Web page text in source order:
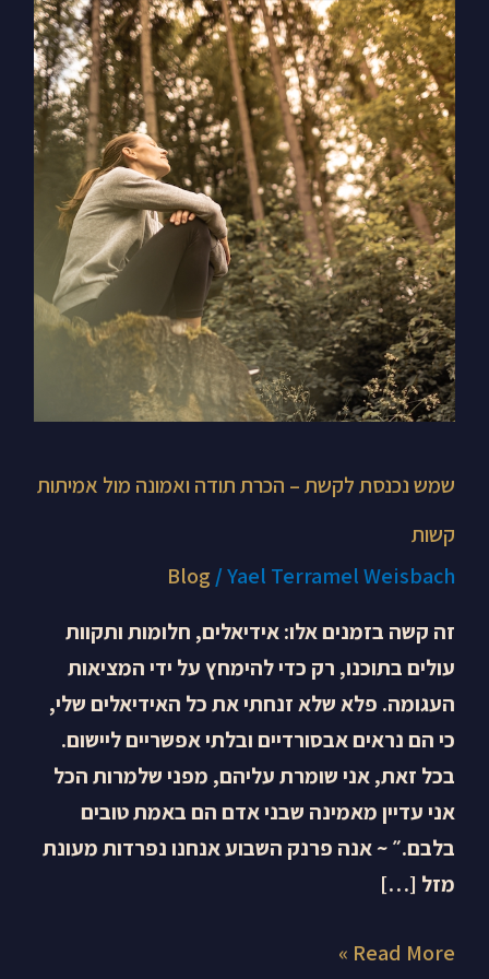
שמש נכנסת לקשת – הכרת תודה ואמונה מול אמיתות
קשות
Blog /Yael Terramel Weisbach
זה קשה בזמנים אלו: אידיאלים, חלומות ותקוות
עולים בתוכנו, רק כדי להימחץ על ידי המציאות
העגומה. פלא שלא זנחתי את כל האידיאלים שלי,
כי הם נראים אבסורדיים ובלתי אפשריים ליישום.
בכל זאת, אני שומרת עליהם, מפני שלמרות הכל
אני עדיין מאמינה שבני אדם הם באמת טובים
בלבם.״ ~ אנה פרנק השבוע אנחנו נפרדות מעונת
מזל […]
שמש
נכנסת
לקשת
–
הכרת
תודה
ואמונה
מול
אמיתות
קשות
Read More »